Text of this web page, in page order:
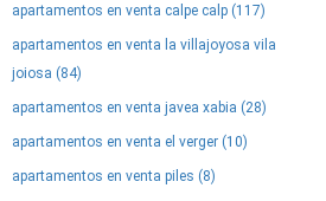
apartamentos en venta calpe calp (117)
apartamentos en venta la villajoyosa vila
joiosa (84)
apartamentos en venta javea xabia (28)
apartamentos en venta el verger (10)
apartamentos en venta piles (8)